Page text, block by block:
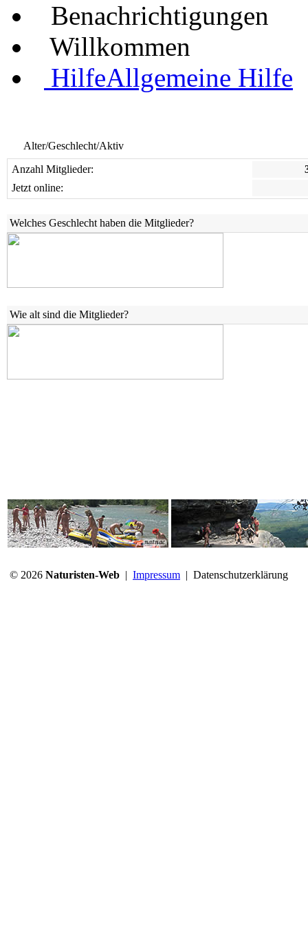
Benachrichtigungen
Willkommen
HilfeAllgemeine Hilfe
Alter/Geschlecht/Aktiv
Anzahl Mitglieder:
Jetzt online:
Welches Geschlecht haben die Mitglieder?
Wie alt sind die Mitglieder?
© 2026 Naturisten-Web | Impressum | Datenschutzerklärung